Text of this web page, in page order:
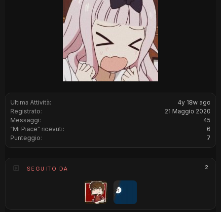
Ultima Attività:
4y 18w ago
Registrato:
21 Maggio 2020
Messaggi:
45
"Mi Piace" ricevuti:
6
Punteggio:
7
SEGUITO DA 2